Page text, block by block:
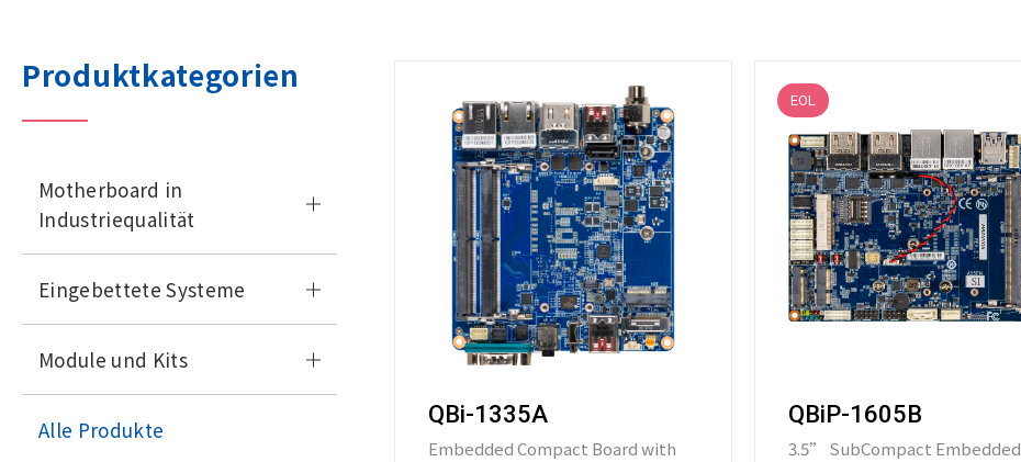
Produktkategorien
Motherboard in
Industriequalität
Eingebettete Systeme
Module und Kits
Alle Produkte
QBi-1335A
Embedded Compact Board with
EOL
QBiP-1605B
3.5” SubCompact Embedded